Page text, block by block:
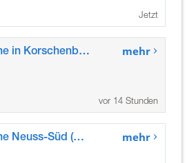
Jetzt
Notfallsanitäter DRK-Wache in Korschenbroich (m/w/d) mehr
vor 14 Stunden
Notfallsanitäter DRK-Wache Neuss-Süd (m/w/d) mehr